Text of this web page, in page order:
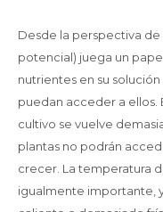
Desde la perspectiva
potencial) juega un
nutrientes en su
puedan acceder a ellos.
cultivo se vuelve
plantas no podrán
crecer. La temperatura
igualmente importante,